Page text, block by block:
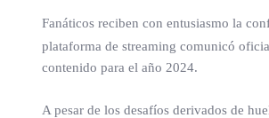
Fanáticos reciben con entusiasmo la
plataforma de streaming comunicó
contenido para el año 2024.
A pesar de los desafíos derivados de